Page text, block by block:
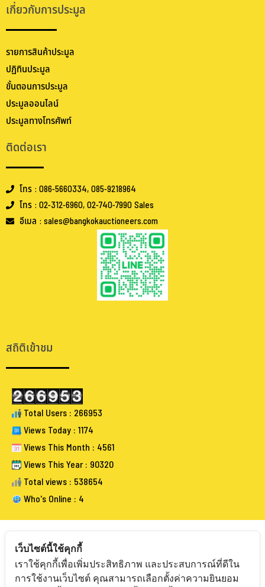
เกี่ยวกับการประมูล
รายการสินค้าประมูล
ปฏิทินประมูล
ขั้นตอนการประมูล
ประมูลออนไลน์
ประมูลทางโทรศัพท์
ติดต่อเรา
โทร : 086-5660334, 085-9218964
โทร : 02-312-6960, 02-740-7990 Sales
อีเมล : sales@bangkokauctioneers.com
สถิติเข้าชม
Total Users : 266953
Views Today : 1174
Views This Month : 4561
Views This Year : 90320
Total views : 538654
Who's Online : 4
FOLLOW BANGKOKAUCTIONEERS
เว็บไซต์นี้ใช้คุกกี้
เราใช้คุกกี้เพื่อเพิ่มประสิทธิภาพ และประสบการณ์ที่ดีใน
การใช้งานเว็บไซต์ คุณสามารถเลือกตั้งค่าความยินยอม